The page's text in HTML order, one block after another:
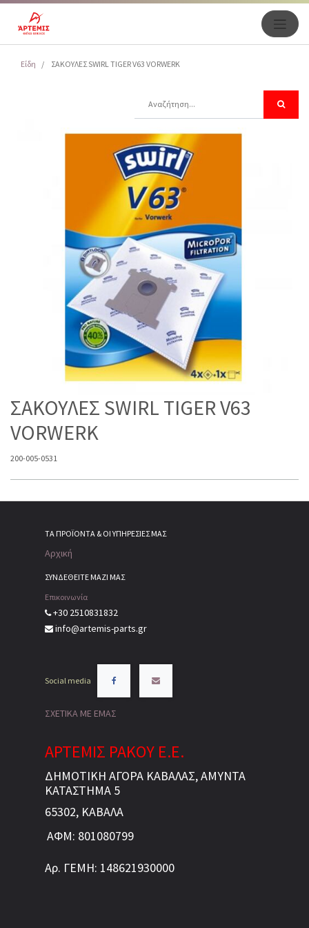
Είδη ΣΑΚΟΥΛΕΣ SWIRL TIGER V63 VORWERK
ΣΑΚΟΥΛΕΣ SWIRL TIGER V63
VORWERK
200-005-0531
ΤΑ ΠΡΟΪΌΝΤΑ & ΟΙ ΥΠΗΡΕΣΊΕΣ ΜΑΣ
Αρχική
ΣΥΝΔΕΘΕΙΤΕ ΜΑΖΙ ΜΑΣ
Επικοινωνία
+30 2510831832
info@artemis-parts.gr
Social media
ΣΧΕΤΙΚΑ ΜΕ ΕΜΑΣ
ΑΡΤΕΜΙΣ ΡΑΚΟΥ Ε.Ε.
ΔΗΜΟΤΙΚΗ ΑΓΟΡΑ ΚΑΒΑΛΑΣ, ΑΜΥΝΤΑ
ΚΑΤΑΣΤΗΜΑ 5
65302, ΚΑΒΑΛΑ
ΑΦΜ: 801080799
Αρ. ΓΕΜΗ: 148621930000